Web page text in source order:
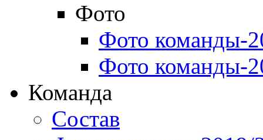
Фото
Фото команды-
Фото команды-
Команда
Состав